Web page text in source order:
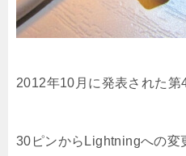
2012年10月に発表された第
30ピンからLightningへの変